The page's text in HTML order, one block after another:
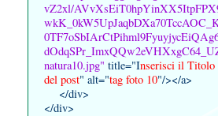
vZ2xl/
natura10.jpg" title="Inserisci il Titolo
del post" alt="tag foto 10"/></a>
</div>
</div>